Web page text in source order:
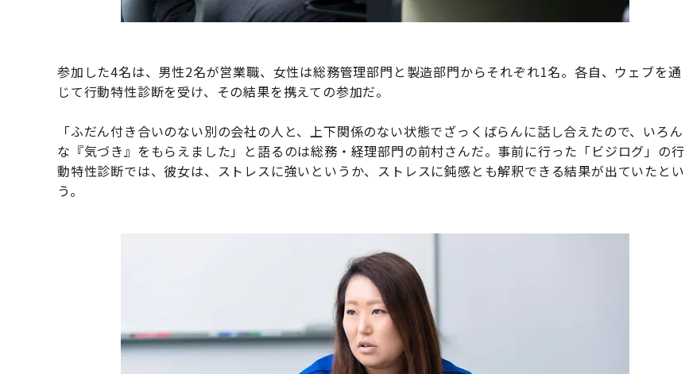
参加した4名は、男性2名が営業職、女性は総務管理部門と製造部門からそれぞれ1名。各自、ウェブを通
じて行動特性診断を受け、その結果を携えての参加だ。
「ふだん付き合いのない別の会社の人と、上下関係のない状態でざっくばらんに話し合えたので、いろん
な『気づき』をもらえました」と語るのは総務・経理部門の前村さんだ。事前に行った「ビジログ」の行
動特性診断では、彼女は、ストレスに強いというか、ストレスに鈍感とも解釈できる結果が出ていたとい
う。